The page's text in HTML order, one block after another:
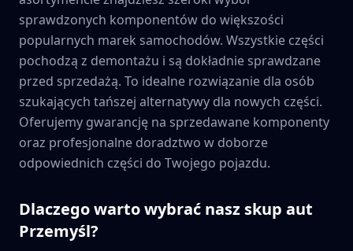
sprawdzonych komponentów do większości
popularnych marek samochodów. Wszystkie części
pochodzą z demontażu i są dokładnie sprawdzane
przed sprzedażą. To idealne rozwiązanie dla osób
szukających tańszej alternatywy dla nowych części.
Oferujemy gwarancję na sprzedawane komponenty
oraz profesjonalne doradztwo w doborze
odpowiednich części do Twojego pojazdu.
Dlaczego warto wybrać nasz skup aut
Przemyśl?